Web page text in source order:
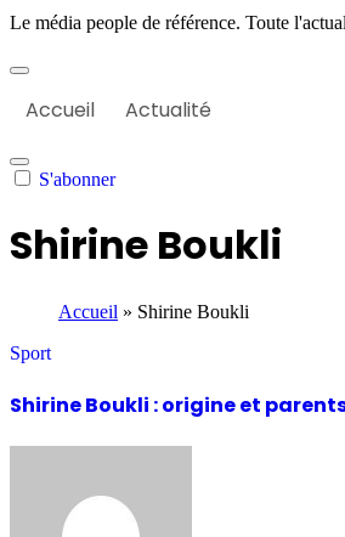
Le média people de référence. Toute
Accueil Actualité
S'abonner
Shirine Boukli
Accueil » Shirine Boukli
Sport
Shirine Boukli : origine et